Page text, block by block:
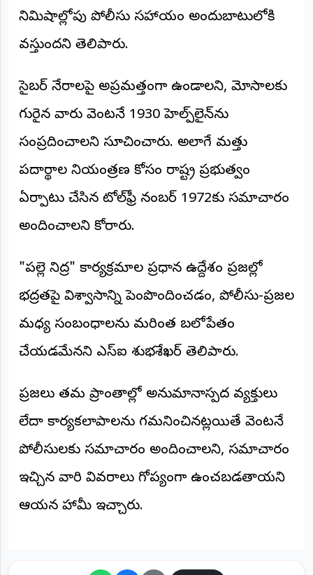
నిమిషాల్లోపు పోలీసు సహాయం అందుబాటులోకి
వస్తుందని తెలిపారు.
సైబర్ నేరాలపై అప్రమత్తంగా ఉండాలని, మోసాలకు
గురైన వారు వెంటనే 1930 హెల్ప్‌లైన్‌ను
సంప్రదించాలని సూచించారు. అలాగే మత్తు
పదార్థాల నియంత్రణ కోసం రాష్ట్ర ప్రభుత్వం
ఏర్పాటు చేసిన టోల్‌ఫ్రీ నంబర్ 1972కు సమాచారం
అందించాలని కోరారు.
"పల్లె నిద్ర" కార్యక్రమాల ప్రధాన ఉద్దేశం ప్రజల్లో
భద్రతపై విశ్వాసాన్ని పెంపొందించడం, పోలీసు-ప్రజల
మధ్య సంబంధాలను మరింత బలోపేతం
చేయడమేనని ఎస్ఐ శుభశేఖర్ తెలిపారు.
ప్రజలు తమ ప్రాంతాల్లో అనుమానాస్పద వ్యక్తులు
లేదా కార్యకలాపాలను గమనించినట్లయితే వెంటనే
పోలీసులకు సమాచారం అందించాలని, సమాచారం
ఇచ్చిన వారి వివరాలు గోప్యంగా ఉంచబడతాయని
ఆయన హామీ ఇచ్చారు.